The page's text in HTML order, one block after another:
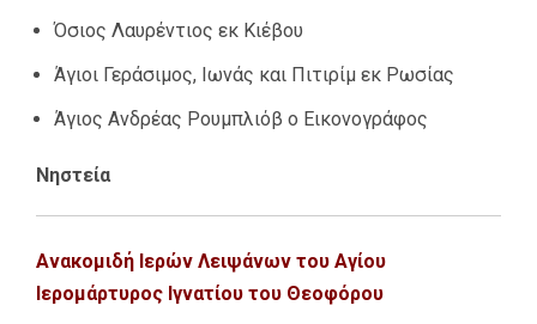
Όσιος Λαυρέντιος εκ Κιέβου
Άγιοι Γεράσιμος, Ιωνάς και Πιτιρίμ εκ Ρωσίας
Άγιος Ανδρέας Ρουμπλιόβ ο Εικονογράφος
Νηστεία
Ανακομιδή Ιερών Λειψάνων του Αγίου
Ιερομάρτυρος Ιγνατίου του Θεοφόρου